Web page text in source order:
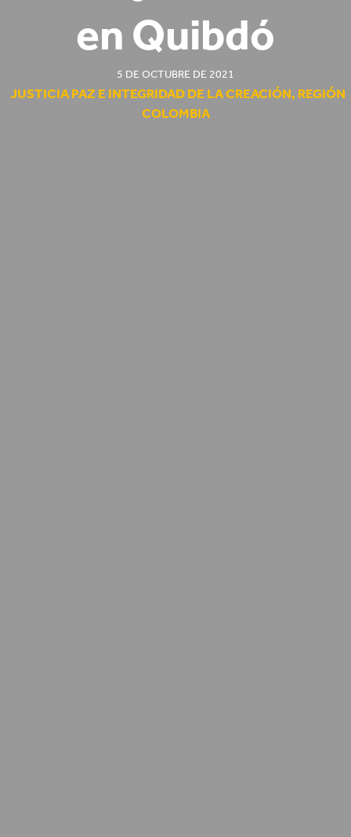
en Quibdó
5 DE OCTUBRE DE 2021
JUSTICIA PAZ E INTEGRIDAD DE LA CREACIÓN, REGIÓN
COLOMBIA